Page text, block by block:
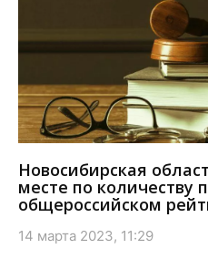
Новосибирская
месте по количеству
общероссийском
14 марта 2023, 11:29